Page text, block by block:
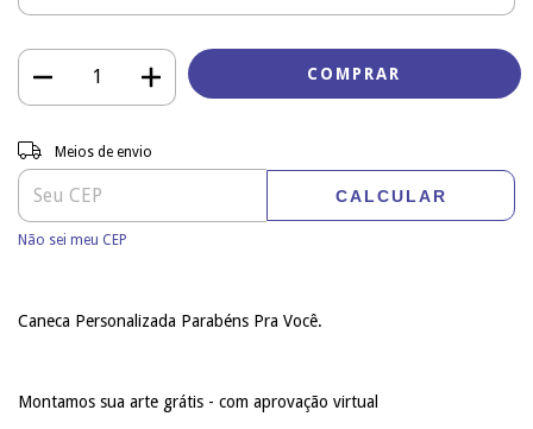
Entregas para o CEP:
Meios de envio
CALCULAR
Não sei meu CEP
Caneca Personalizada Parabéns Pra Você.
Montamos sua arte grátis - com aprovação virtual